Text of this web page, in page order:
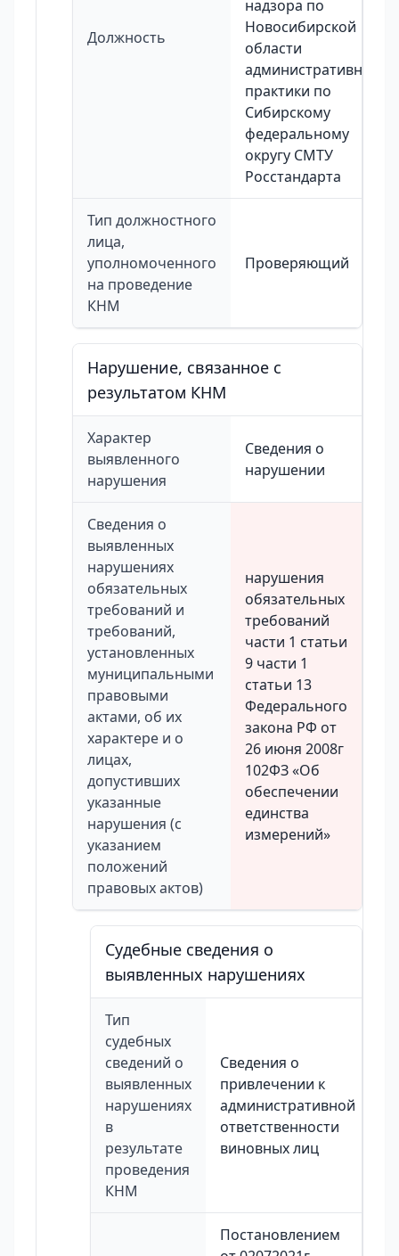
Должность
надзора по
Новосибирской
области
административной
практики по
Сибирскому
федеральному
округу СМТУ
Росстандарта
Тип должностного
лица,
уполномоченного
на проведение
КНМ
Проверяющий
Нарушение, связанное с
результатом КНМ
Характер
выявленного
нарушения
Сведения о
нарушении
Сведения о
выявленных
нарушениях
обязательных
требований и
требований,
установленных
муниципальными
правовыми
актами, об их
характере и о
лицах,
допустивших
указанные
нарушения (с
указанием
положений
правовых актов)
нарушения
обязательных
требований
части 1 статьи
9 части 1
статьи 13
Федерального
закона РФ от
26 июня 2008г
102ФЗ «Об
обеспечении
единства
измерений»
Судебные сведения о
выявленных нарушениях
Тип
судебных
сведений о
выявленных
нарушениях
в
результате
проведения
КНМ
Сведения о
привлечении к
административной
ответственности
виновных лиц
Постановлением